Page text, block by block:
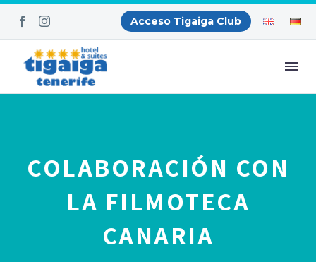
Acceso Tigaiga Club
COLABORACIÓN CON
LA FILMOTECA
CANARIA